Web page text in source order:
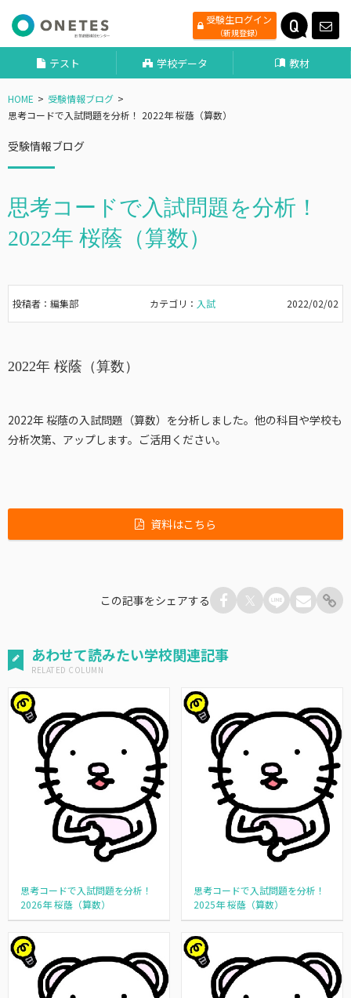
受験生ログイン
（新規登録）
テスト 学校データ 教材
HOME
受験情報ブログ
思考コードで入試問題を分析！ 2022年 桜蔭（算数）
受験情報ブログ
思考コードで入試問題を分析！
2022年 桜蔭（算数）
投稿者：編集部 カテゴリ： 入試 2022/02/02
2022年 桜蔭（算数）
2022年 桜蔭の入試問題（算数）を分析しました。他の科目や学校も
分析次第、アップします。ご活用ください。
資料はこちら
この記事をシェアする
あわせて読みたい学校関連記事
思考コードで入試問題を分析！
2026年 桜蔭（算数）
思考コードで入試問題を分析！
2025年 桜蔭（算数）